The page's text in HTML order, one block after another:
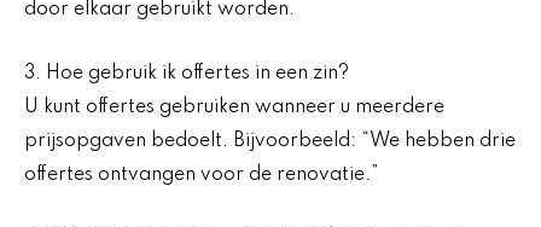
door elkaar gebruikt worden.
3. Hoe gebruik ik offertes in een zin?
U kunt offertes gebruiken wanneer u meerdere
prijsopgaven bedoelt. Bijvoorbeeld: “We hebben drie
offertes ontvangen voor de renovatie.”